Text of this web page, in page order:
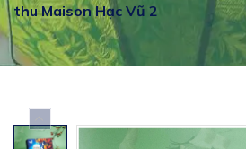
thu Maison Hạc Vũ 2